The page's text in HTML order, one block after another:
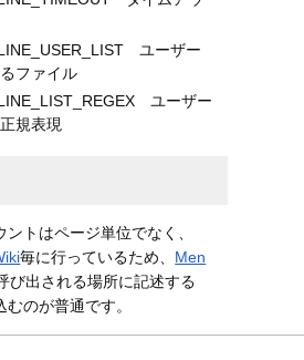
ユーザー
ファイル
ユーザー
規表現
トはページ単位でなく、
毎に行っているため、 Men
び出される場所に記述する
のが普通です。